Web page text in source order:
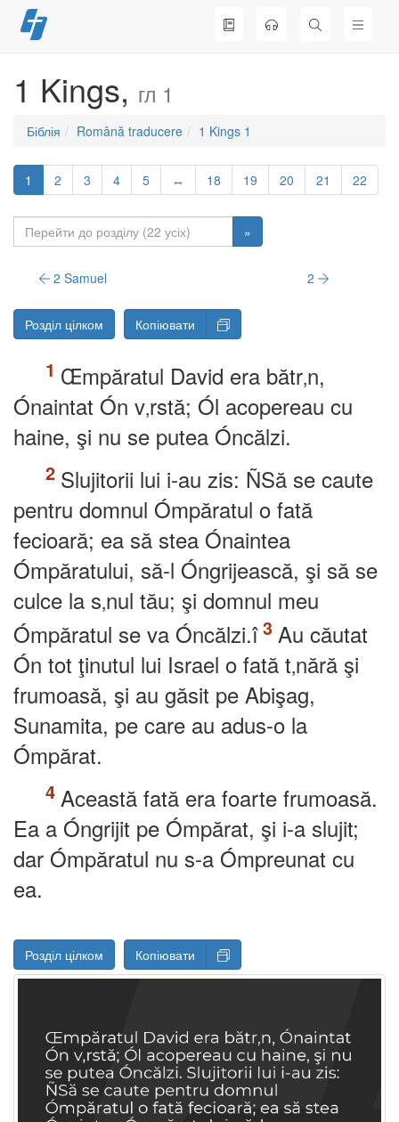
Перейти
до
1 Kings, гл 1
Біблія Română traducere 1 Kings 1
1 2 3 4 5 ↔ 18 19 20 21 22
»
2 Samuel 2
Розділ цілком Копіювати
Œmpăratul David era bătr‚n,
Ónaintat Ón v‚rstă; Ól acopereau cu
haine, şi nu se putea Óncălzi.
Slujitorii lui i-au zis: ÑSă se caute
pentru domnul Ómpăratul o fată
fecioară; ea să stea Ónaintea
Ómpăratului, să-l Óngrijească, şi să se
culce la s‚nul tău; şi domnul meu
Ómpăratul se va Óncălzi.î
Au căutat
Ón tot ţinutul lui Israel o fată t‚nără şi
frumoasă, şi au găsit pe Abişag,
Sunamita, pe care au adus-o la
Ómpărat.
Această fată era foarte frumoasă.
Ea a Óngrijit pe Ómpărat, şi i-a slujit;
dar Ómpăratul nu s-a Ómpreunat cu
ea.
Розділ цілком Копіювати